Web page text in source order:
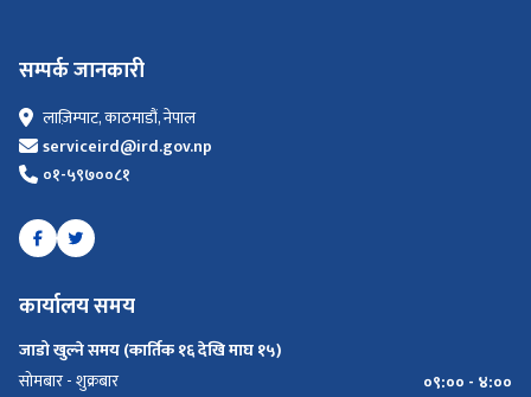
सम्पर्क जानकारी
लाज़िम्पाट, काठमाडौं, नेपाल
serviceird@ird.gov.np
०१-५९७००८१
कार्यालय समय
जाडो खुल्ने समय (कार्तिक १६ देखि माघ १५)
सोमबार - शुक्रबार
०९:०० - ४:००